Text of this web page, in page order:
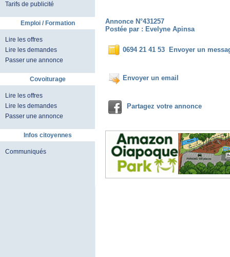
Tarifs de publicité
Emploi / Formation
Lire les offres
Lire les demandes
Passer une annonce
Covoiturage
Lire les offres
Lire les demandes
Passer une annonce
Infos citoyennes
Communiqués
Annonce N°431257
Postée par : Evelyne Apinsa
0694 21 41 53 Envoyer un
Envoyer un email
Partagez votre annonce